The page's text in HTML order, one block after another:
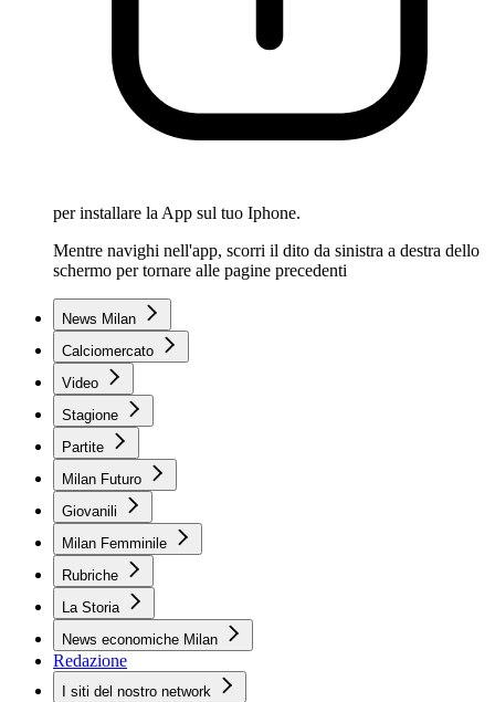
per installare la App sul tuo Iphone.
Mentre navighi nell'app, scorri il dito da sinistra a destra dello
schermo per tornare alle pagine precedenti
News Milan
Calciomercato
Video
Stagione
Partite
Milan Futuro
Giovanili
Milan Femminile
Rubriche
La Storia
News economiche Milan
Redazione
I siti del nostro network